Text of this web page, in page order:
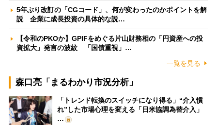
5年ぶり改訂の「CGコード」、何が変わったのかポイントを解
説 企業に成長投資の具体的な説…
【令和のPKOか】GPIFをめぐる片山財務相の「円資産への投
資拡大」発言の波紋 「国債重視」…
一覧を見る
森口亮「まるわかり市況分析」
「トレンド転換のスイッチになり得る」“介入慣
れ”した市場心理を変える「日米協調為替介入」
…